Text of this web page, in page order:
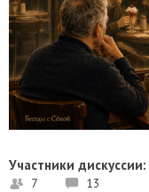
Участники дискуссии:
7 13